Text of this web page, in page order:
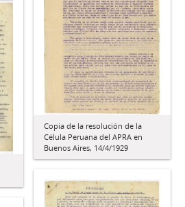
Copia de la resolución de la
Célula Peruana del APRA en
Buenos Aires, 14/4/1929